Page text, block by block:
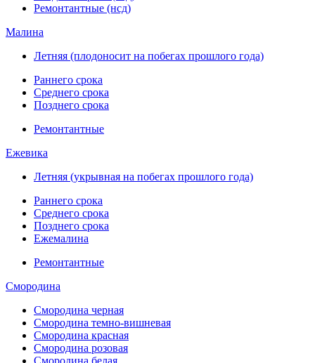
Ремонтантные (нсд)
Малина
Летняя (плодоносит на побегах прошлого года)
Раннего срока
Среднего срока
Позднего срока
Ремонтантные
Ежевика
Летняя (укрывная на побегах прошлого года)
Раннего срока
Среднего срока
Позднего срока
Ежемалина
Ремонтантные
Смородина
Смородина черная
Смородина темно-вишневая
Смородина красная
Смородина розовая